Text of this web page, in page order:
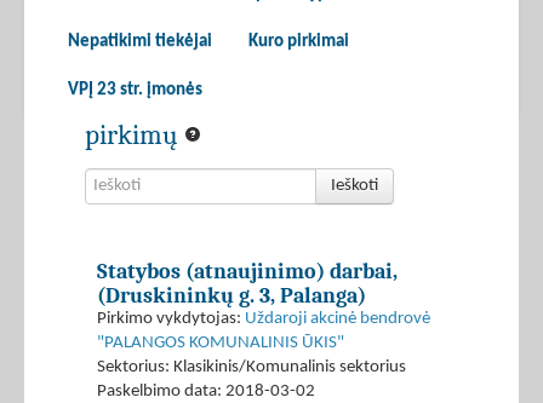
Nepatikimi tiekėjai Kuro pirkimai
VPĮ 23 str. įmonės
pirkimų
Ieškoti
Statybos (atnaujinimo) darbai,
(Druskininkų g. 3, Palanga)
Pirkimo vykdytojas: Uždaroji akcinė bendrovė
"PALANGOS KOMUNALINIS ŪKIS"
Sektorius: Klasikinis/Komunalinis sektorius
Paskelbimo data: 2018-03-02